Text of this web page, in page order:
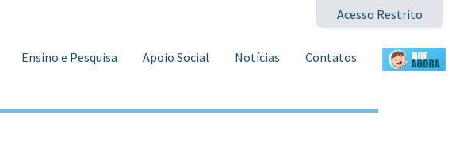
Ensino e Pesquisa Apoio Social Notícias Contatos
Acesso Restrito